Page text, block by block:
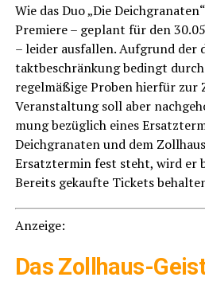
Wie das Duo „Die
Pre­mie­re – geplant für den
– lei­der aus­fal­len. Auf­grund
takt­be­schrän­kung bedingt
regel­mä­ßi­ge Pro­ben hier­für zur
Ver­an­stal­tung soll aber
mung bezüg­lich eines
Deich­gra­na­ten und dem
Ersatz­ter­min fest steht, wird er
Bereits gekauf­te Tickets
Anzei­ge:
Das Zoll­haus-